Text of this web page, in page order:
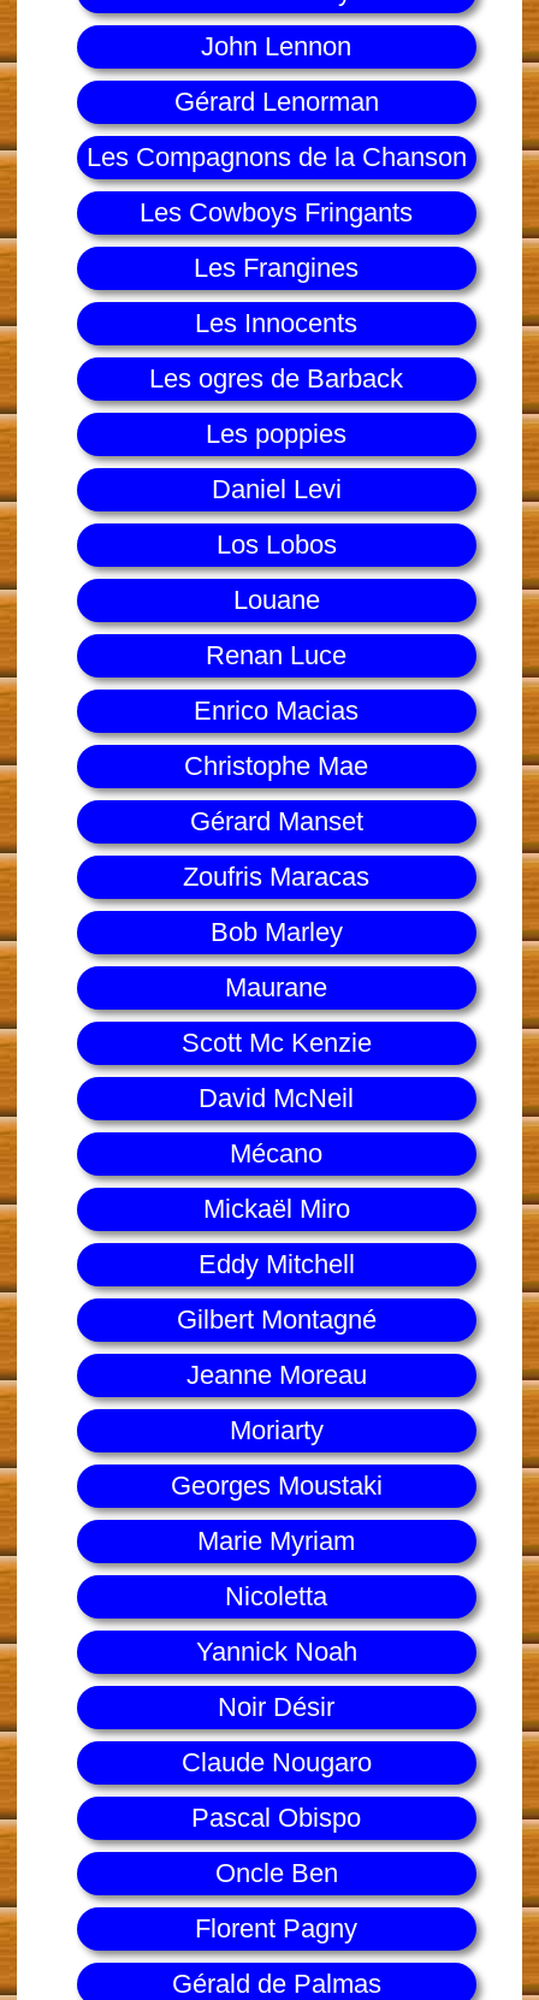
John Lennon
Gérard Lenorman
Les Compagnons de la Chanson
Les Cowboys Fringants
Les Frangines
Les Innocents
Les ogres de Barback
Les poppies
Daniel Levi
Los Lobos
Louane
Renan Luce
Enrico Macias
Christophe Mae
Gérard Manset
Zoufris Maracas
Bob Marley
Maurane
Scott Mc Kenzie
David McNeil
Mécano
Mickaël Miro
Eddy Mitchell
Gilbert Montagné
Jeanne Moreau
Moriarty
Georges Moustaki
Marie Myriam
Nicoletta
Yannick Noah
Noir Désir
Claude Nougaro
Pascal Obispo
Oncle Ben
Florent Pagny
Gérald de Palmas